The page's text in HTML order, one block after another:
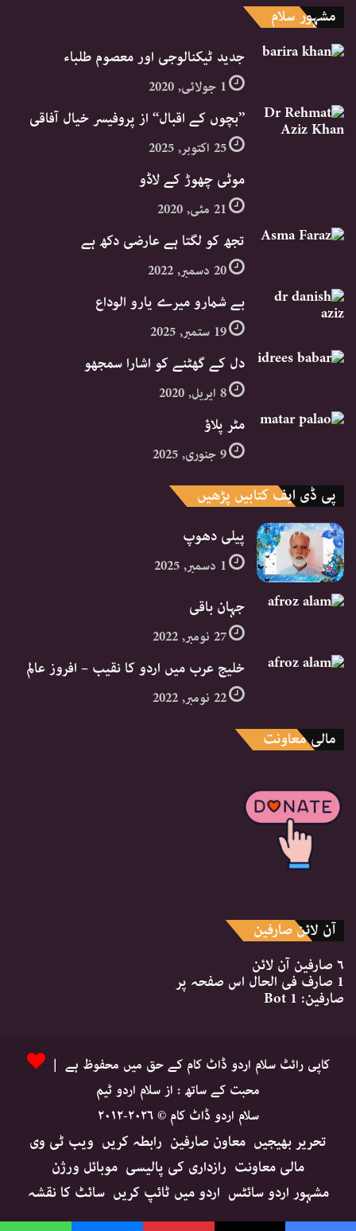
مشہور سلام
جدید ٹیکنالوجی اور معصوم طلباء
1 جولائی, 2020
’’بچوں کے اقبال‘‘ از پروفیسر خیال آفاقی
25 اکتوبر, 2025
موٹی چھوڑ کے لاڈو
21 مئی, 2020
تجھ کو لگتا ہے عارضی دکھ ہے
20 دسمبر, 2022
بے شمارو میرے یارو الوداع
19 ستمبر, 2025
دل کے گھٹنے کو اشارا سمجھو
8 اپریل, 2020
مٹر پلاؤ
9 جنوری, 2025
پی ڈی ایف کتابیں پڑھیں
پیلی دھوپ
1 دسمبر, 2025
جہان باقی
27 نومبر, 2022
خلیج عرب میں اردو کا نقیب – افروز عالم
22 نومبر, 2022
مالی معاونت
آن لائن صارفین
۶ صارفین
آن لائن
1 صارف فی الحال اس صفحہ پر
صارفین: 1 Bot
کاپی رائٹ سلام اردو ڈاٹ کام کے حق میں محفوظ ہے |
محبت کے ساتھ : از سلام اردو ٹیم
سلام اردو ڈاٹ کام © ۲۰۲۶-۲۰۱۲
تحریر بھیجیں معاون صارفین رابطہ کریں ویب ٹی وی
مالی معاونت رازداری کی پالیسی موبائل ورژن
مشہور اردو سائٹس اردو میں ٹائپ کریں سائٹ کا نقشہ